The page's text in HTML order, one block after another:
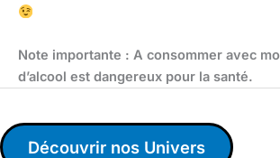
Note importante : A consommer avec
d’alcool est dangereux pour la santé.
Découvrir nos Univers